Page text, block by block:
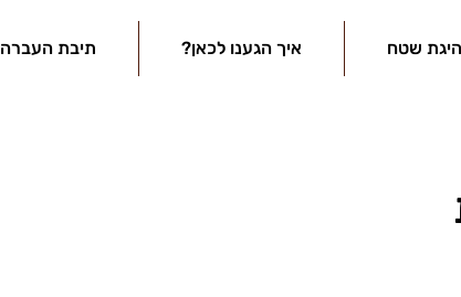
תיבת העברה ?איך הגענו לכאן שטח